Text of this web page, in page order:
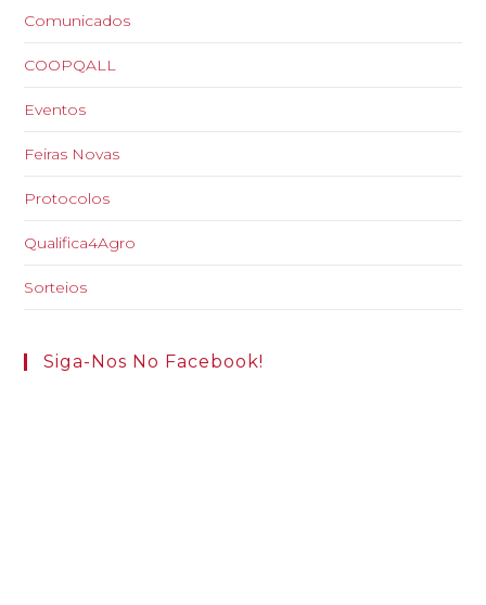
Comunicados
COOPQALL
Eventos
Feiras Novas
Protocolos
Qualifica4Agro
Sorteios
Siga-Nos No Facebook!